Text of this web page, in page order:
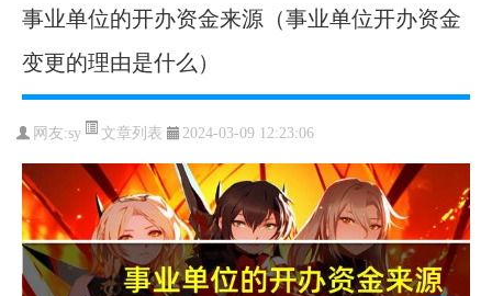
事业单位的开办资金来源（事业单位开办资金
变更的理由是什么）
网友:sy 文章列表 2024-03-09 12:23:06